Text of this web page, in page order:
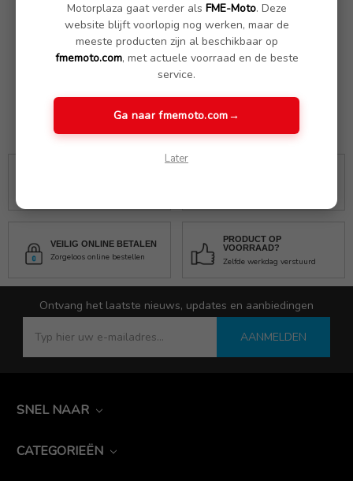
Maak een account
VEILIG ONLINE BETALEN
Zorgeloos online bestellen
PRODUCT OP
VOORRAAD?
Zelfde werkdag verstuurd
Ontvang het laatste nieuws, updates en aanbiedingen
AANMELDEN
SNEL NAAR
CATEGORIEËN
Motorplaza gaat verder als FME-Moto. Deze
website blijft voorlopig nog werken, maar de
meeste producten zijn al beschikbaar op
fmemoto.com, met actuele voorraad en de beste
service.
Ga naar fmemoto.com→
Later